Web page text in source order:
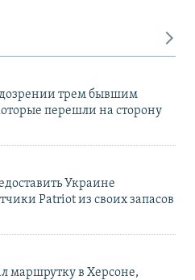
трем бывшим
перешли на сторону
Украине
Patriot из своих запасов
маршрутку в Херсоне,